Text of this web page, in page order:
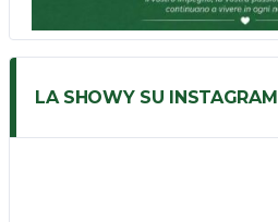
LA SHOWY SU INSTAGRAM